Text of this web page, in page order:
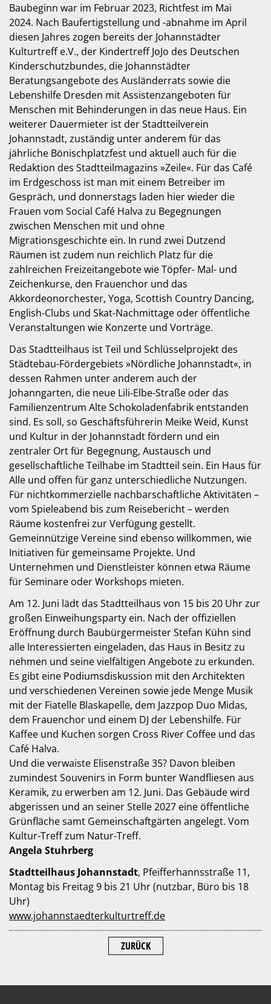
Baubeginn war im Februar 2023, Richtfest im Mai
2024. Nach Baufertigstellung und -abnahme im April
diesen Jahres zogen bereits der Johannstädter
Kulturtreff e.V., der Kindertreff JoJo des Deutschen
Kinderschutzbundes, die Johannstädter
Beratungsangebote des Ausländerrats sowie die
Lebenshilfe Dresden mit Assistenzangeboten für
Menschen mit Behinderungen in das neue Haus. Ein
weiterer Dauermieter ist der Stadtteilverein
Johannstadt, zuständig unter anderem für das
jährliche Bönischplatzfest und aktuell auch für die
Redaktion des Stadtteilmagazins »Zeile«. Für das Café
im Erdgeschoss ist man mit einem Betreiber im
Gespräch, und donnerstags laden hier wieder die
Frauen vom Social Café Halva zu Begegnungen
zwischen Menschen mit und ohne
Migrationsgeschichte ein. In rund zwei Dutzend
Räumen ist zudem nun reichlich Platz für die
zahlreichen Freizeitangebote wie Töpfer- Mal- und
Zeichenkurse, den Frauenchor und das
Akkordeonorchester, Yoga, Scottish Country Dancing,
English-Clubs und Skat-Nachmittage oder öffentliche
Veranstaltungen wie Konzerte und Vorträge.
Das Stadtteilhaus ist Teil und Schlüsselprojekt des
Städtebau-Fördergebiets »Nördliche Johannstadt«, in
dessen Rahmen unter anderem auch der
Johanngarten, die neue Lili-Elbe-Straße oder das
Familienzentrum Alte Schokoladenfabrik entstanden
sind. Es soll, so Geschäftsführerin Meike Weid, Kunst
und Kultur in der Johannstadt fördern und ein
zentraler Ort für Begegnung, Austausch und
gesellschaftliche Teilhabe im Stadtteil sein. Ein Haus für
Alle und offen für ganz unterschiedliche Nutzungen.
Für nichtkommerzielle nachbarschaftliche Aktivitäten –
vom Spieleabend bis zum Reisebericht – werden
Räume kostenfrei zur Verfügung gestellt.
Gemeinnützige Vereine sind ebenso willkommen, wie
Initiativen für gemeinsame Projekte. Und
Unternehmen und Dienstleister können etwa Räume
für Seminare oder Workshops mieten.
Am 12. Juni lädt das Stadtteilhaus von 15 bis 20 Uhr zur
großen Einweihungsparty ein. Nach der offiziellen
Eröffnung durch Baubürgermeister Stefan Kühn sind
alle Interessierten eingeladen, das Haus in Besitz zu
nehmen und seine vielfältigen Angebote zu erkunden.
Es gibt eine Podiumsdiskussion mit den Architekten
und verschiedenen Vereinen sowie jede Menge Musik
mit der Fiatelle Blaskapelle, dem Jazzpop Duo Midas,
dem Frauenchor und einem DJ der Lebenshilfe. Für
Kaffee und Kuchen sorgen Cross River Coffee und das
Café Halva.
Und die verwaiste Elisenstraße 35? Davon bleiben
zumindest Souvenirs in Form bunter Wandfliesen aus
Keramik, zu erwerben am 12. Juni. Das Gebäude wird
abgerissen und an seiner Stelle 2027 eine öffentliche
Grünfläche samt Gemeinschaftgärten angelegt. Vom
Kultur-Treff zum Natur-Treff.
Angela Stuhrberg
Stadtteilhaus Johannstadt, Pfeifferhannsstraße 11,
Montag bis Freitag 9 bis 21 Uhr (nutzbar, Büro bis 18
Uhr)
www.johannstaedterkulturtreff.de
ZURÜCK